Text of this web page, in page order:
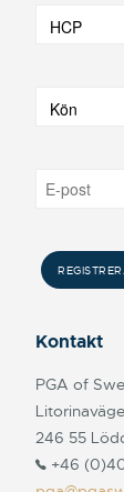
Kontakt
PGA of
246 55
+46